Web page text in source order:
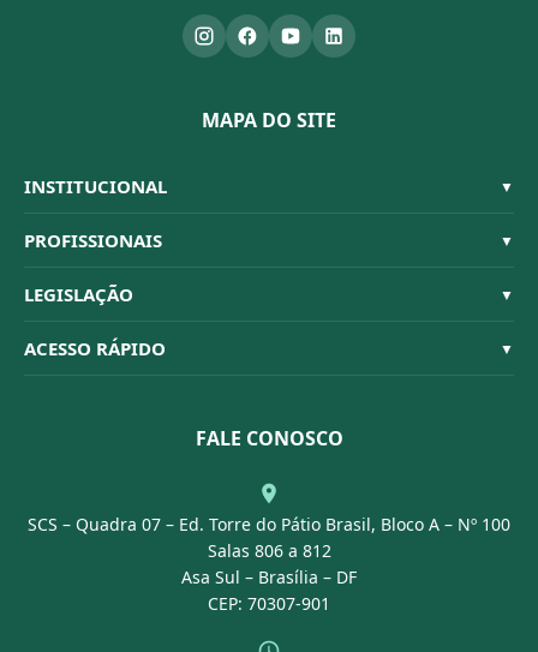
MAPA DO SITE
INSTITUCIONAL ▼
Sistema CFBM
Quem Somos
Organograma
Conselheiros
PROFISSIONAIS ▼
Habilitações
Código de Ética
Dúvidas Frequentes
LEGISLAÇÃO ▼
Resoluções
ACESSO RÁPIDO ▼
Portal Transparência
FALE CONOSCO
SCS – Quadra 07 – Ed. Torre do Pátio Brasil, Bloco A – Nº 100
Salas 806 a 812
Asa Sul – Brasília – DF
CEP: 70307-901